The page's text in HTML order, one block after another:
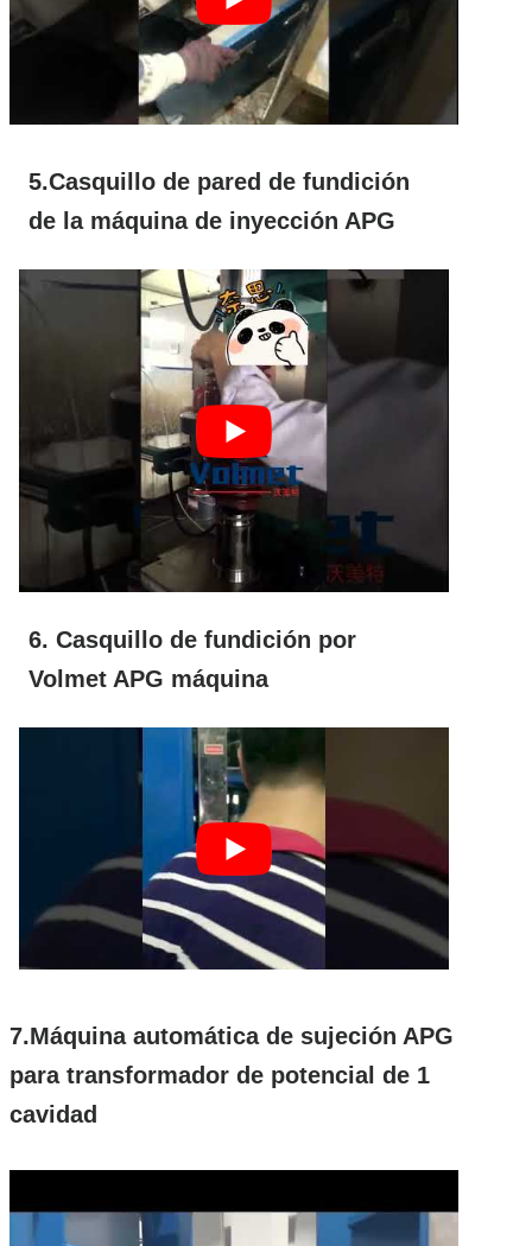
5.Casquillo de pared de fundición
de la máquina de inyección APG
6. Casquillo de fundición por
Volmet APG máquina
7.Máquina automática de sujeción APG
para transformador de potencial de 1
cavidad